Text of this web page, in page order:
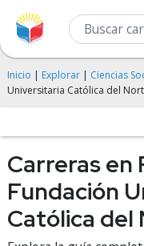
Inicio | Explorar | Ciencias
Universitaria Católica del
Carreras en
Fundación
Católica del